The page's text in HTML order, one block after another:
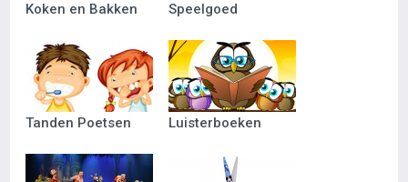
Koken en Bakken Speelgoed
Tanden Poetsen Luisterboeken